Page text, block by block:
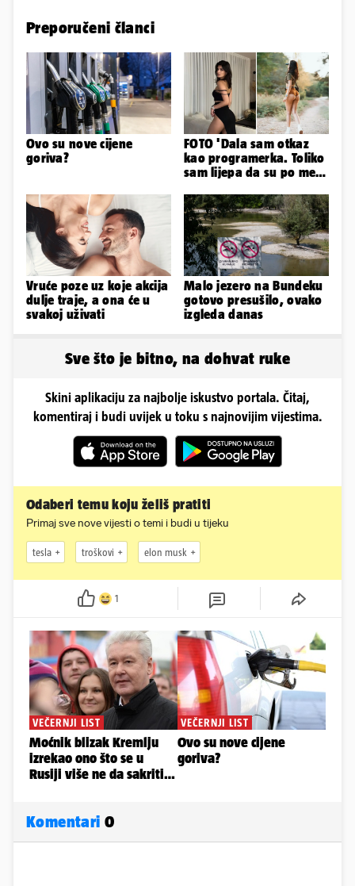
Preporučeni članci
Ovo su nove cijene
goriva?
FOTO 'Dala sam otkaz
kao programerka. Toliko
sam lijepa da su po meni
Vruće poze uz koje akcija
dulje traje, a ona će u
svakoj uživati
Malo jezero na Bundeku
gotovo presušilo, ovako
izgleda danas
Sve što je bitno, na dohvat ruke
Skini aplikaciju za najbolje iskustvo portala. Čitaj,
komentiraj i budi uvijek u toku s najnovijim vijestima.
Odaberi temu koju želiš pratiti
Primaj sve nove vijesti o temi i budi u tijeku
tesla troškovi elon musk
1
Komentari 0